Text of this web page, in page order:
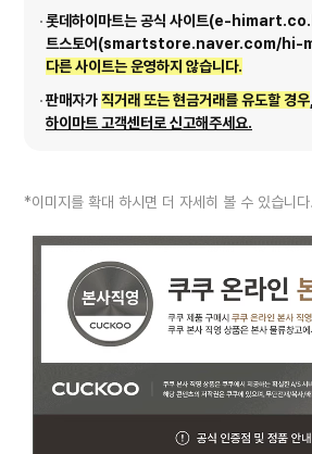
롯데하이마트는 공식 사이트(e-
트스토어(smartstore.naver.com/hi-
다른 사이트는 운영하지 않습니다.
판매자가직거래 또는 현금거래를 유도할 경우
하이마트 고객센터로 신고해주세요.
*이미지를 확대 하시면 더 자세히 볼 수 있습니다.